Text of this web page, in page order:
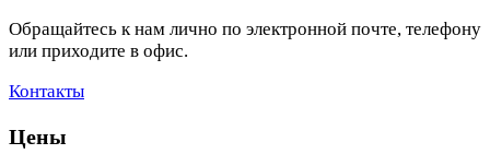
Обращайтесь к нам лично по электронной почте, телефону
или приходите в офис.
Контакты
Цены